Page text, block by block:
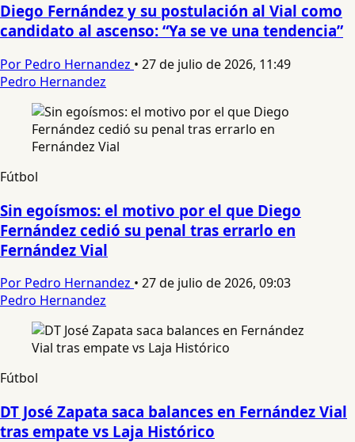
Diego Fernández y su postulación al Vial como
candidato al ascenso: “Ya se ve una tendencia”
Por Pedro Hernandez • 27 de julio de 2026, 11:49
Pedro Hernandez
Fútbol
Sin egoísmos: el motivo por el que Diego
Fernández cedió su penal tras errarlo en
Fernández Vial
Por Pedro Hernandez • 27 de julio de 2026, 09:03
Pedro Hernandez
Fútbol
DT José Zapata saca balances en Fernández Vial
tras empate vs Laja Histórico